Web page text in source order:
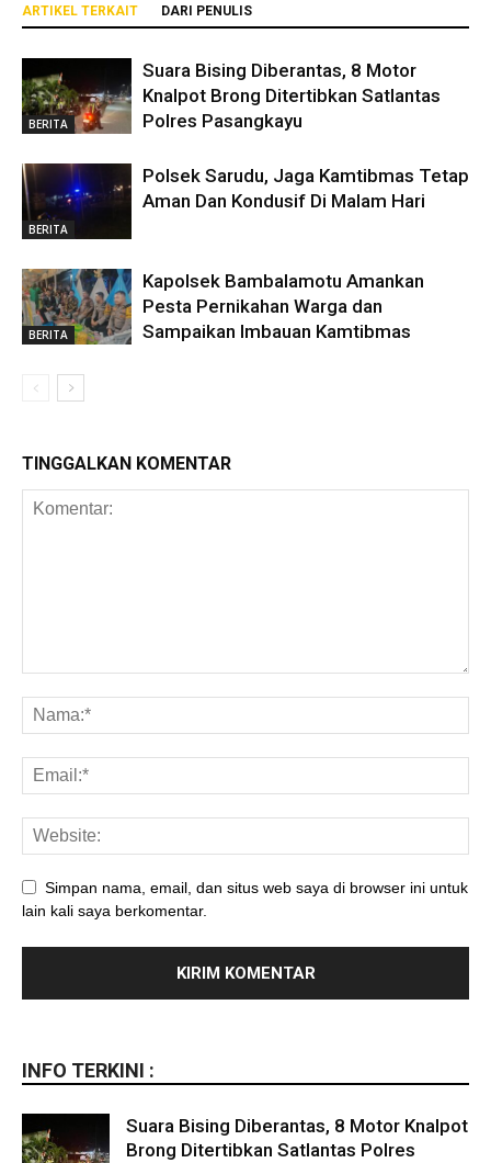
ARTIKEL TERKAIT DARI PENULIS
BERITA
Suara Bising Diberantas, 8 Motor
Knalpot Brong Ditertibkan Satlantas
Polres Pasangkayu
BERITA
Polsek Sarudu, Jaga Kamtibmas Tetap
Aman Dan Kondusif Di Malam Hari
BERITA
Kapolsek Bambalamotu Amankan
Pesta Pernikahan Warga dan
Sampaikan Imbauan Kamtibmas
TINGGALKAN KOMENTAR
Simpan nama, email, dan situs web saya di browser ini untuk
lain kali saya berkomentar.
INFO TERKINI :
Suara Bising Diberantas, 8 Motor Knalpot
Brong Ditertibkan Satlantas Polres